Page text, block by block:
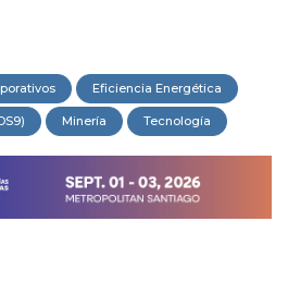
Eficiencia Energética
Minería Tecnología